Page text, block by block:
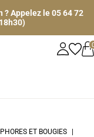
Appelez le 05 64 72
ET BOUGIES